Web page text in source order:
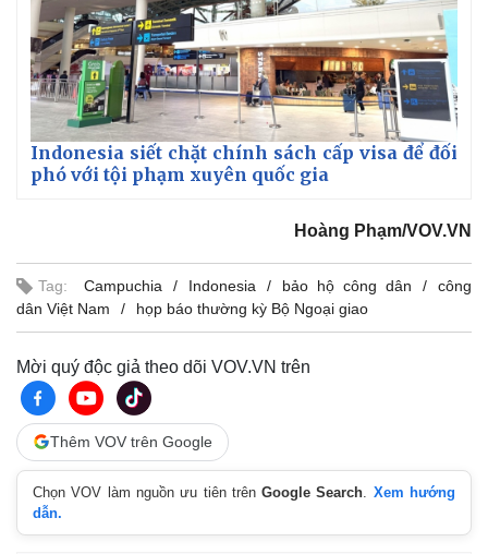
Bất động sản
Khởi nghiệp
Giá vàng
Tiêu dùng
Tỷ giá
Chứng khoán
Giá cà phê
Indonesia siết chặt chính sách cấp visa để đối
phó với tội phạm xuyên quốc gia
Hoàng Phạm/VOV.VN
Tag: Campuchia Indonesia bảo hộ công dân
công
dân Việt Nam
họp báo thường kỳ Bộ Ngoại giao
Mời quý độc giả theo dõi VOV.VN trên
Thêm VOV trên Google
Chọn VOV làm nguồn ưu tiên trênGoogle Search
Xem hướng
dẫn.